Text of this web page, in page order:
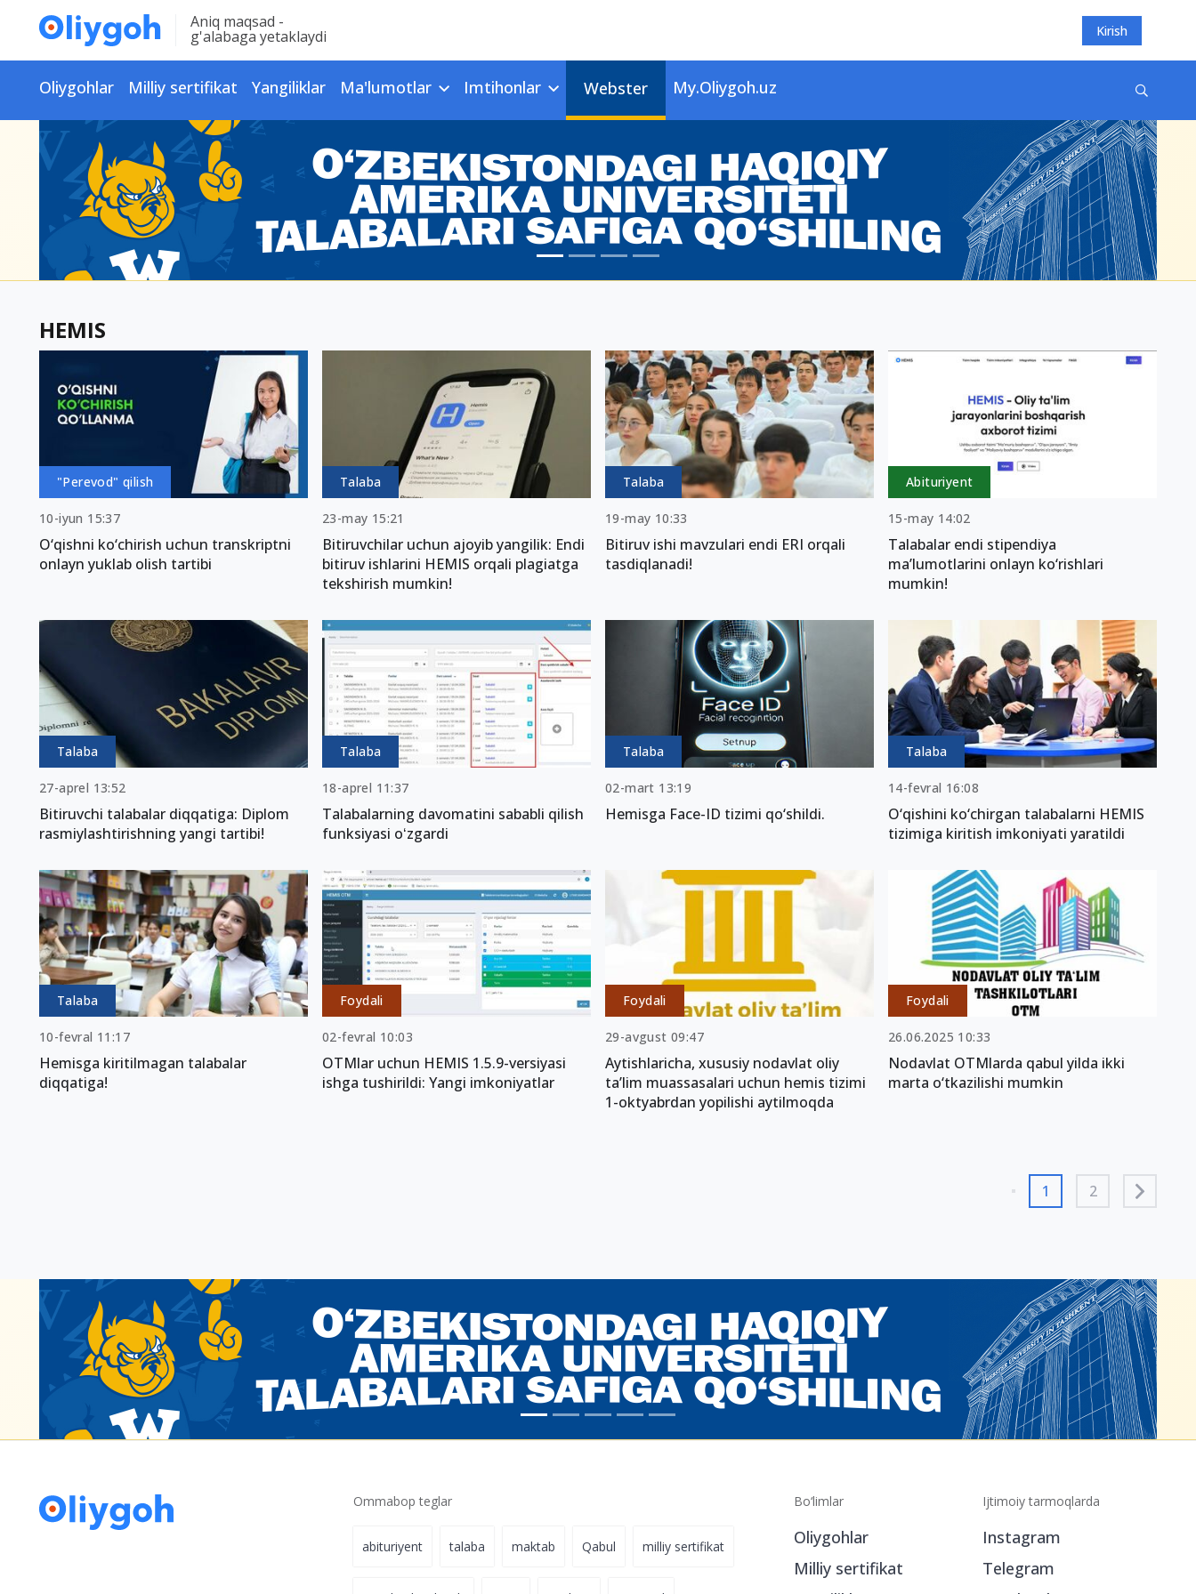
Aniq maqsad -
g'alabaga yetaklaydi Kirish
Oliygohlar Milliy sertifikat Yangiliklar Ma'lumotlar Imtihonlar Webster My.Oliygoh.uz
HEMIS
"Perevod" qilish
10-iyun 15:37
O‘qishni ko‘chirish uchun transkriptni
onlayn yuklab olish tartibi
Talaba
23-may 15:21
Bitiruvchilar uchun ajoyib yangilik: Endi
bitiruv ishlarini HEMIS orqali plagiatga
tekshirish mumkin!
Talaba
19-may 10:33
Bitiruv ishi mavzulari endi ERI orqali
tasdiqlanadi!
Abituriyent
15-may 14:02
Talabalar endi stipendiya
ma’lumotlarini onlayn ko‘rishlari
mumkin!
Talaba
27-aprel 13:52
Bitiruvchi talabalar diqqatiga: Diplom
rasmiylashtirishning yangi tartibi!
Talaba
18-aprel 11:37
Talabalarning davomatini sababli qilish
funksiyasi oʻzgardi
Talaba
02-mart 13:19
Hemisga Face-ID tizimi qo‘shildi.
Talaba
14-fevral 16:08
O‘qishini ko‘chirgan talabalarni HEMIS
tizimiga kiritish imkoniyati yaratildi
Talaba
10-fevral 11:17
Hemisga kiritilmagan talabalar
diqqatiga!
Foydali
02-fevral 10:03
OTMlar uchun HEMIS 1.5.9-versiyasi
ishga tushirildi: Yangi imkoniyatlar
Foydali
29-avgust 09:47
Aytishlaricha, xususiy nodavlat oliy
ta’lim muassasalari uchun hemis tizimi
1-oktyabrdan yopilishi aytilmoqda
Foydali
26.06.2025 10:33
Nodavlat OTMlarda qabul yilda ikki
marta o‘tkazilishi mumkin
1 2
Ommabop teglar
abituriyent talaba maktab Qabul milliy sertifikat
Bo‘limlar
Oliygohlar
Milliy sertifikat
Ijtimoiy tarmoqlarda
Instagram
Telegram